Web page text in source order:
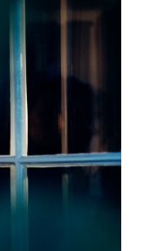
Shop
Galerie
Suche
E-Mail
EN